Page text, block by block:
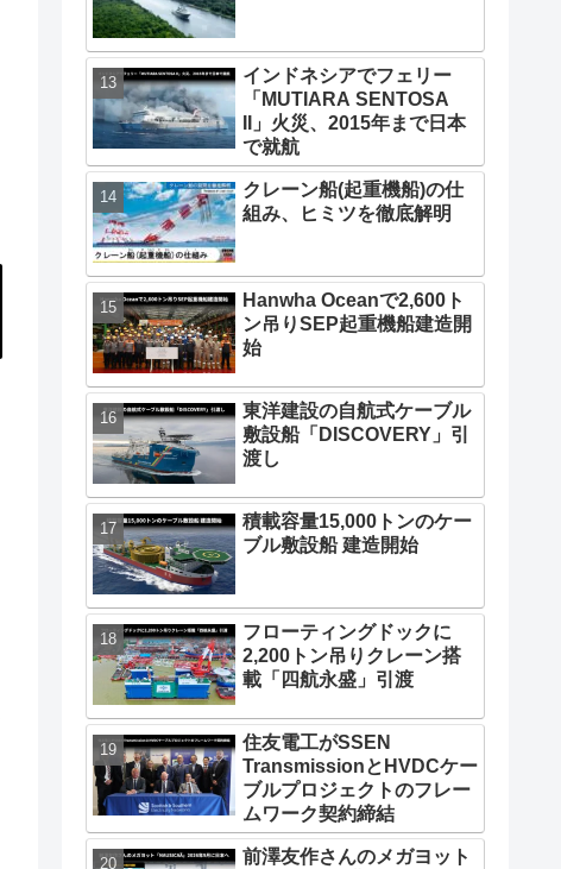
インドネシアでフェリー
「MUTIARA SENTOSA
II」火災、2015年まで日本
で就航
クレーン船(起重機船)の仕
組み、ヒミツを徹底解明
Hanwha Oceanで2,600ト
ン吊りSEP起重機船建造開
始
東洋建設の自航式ケーブル
敷設船「DISCOVERY」引
渡し
積載容量15,000トンのケー
ブル敷設船 建造開始
フローティングドックに
2,200トン吊りクレーン搭
載「四航永盛」引渡
住友電工がSSEN
TransmissionとHVDCケー
ブルプロジェクトのフレー
ムワーク契約締結
前澤友作さんのメガヨット